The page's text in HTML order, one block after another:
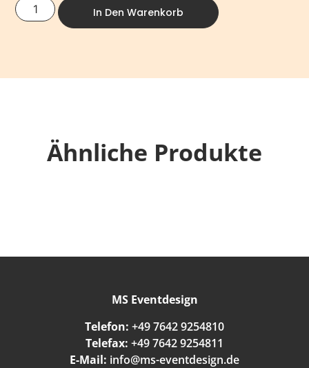
In Den Warenkorb
Ähnliche Produkte
MS Eventdesign
Telefon: +49 7642 9254810
Telefax: +49 7642 9254811
E-Mail: info@ms-eventdesign.de